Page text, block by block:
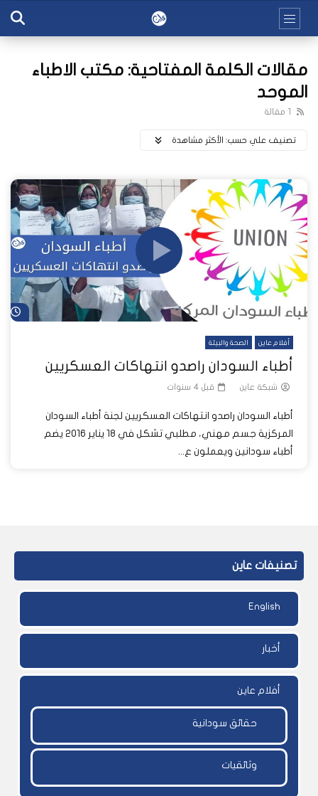
مقالات الكلمة المفتاحية: مكتب الاطباء
الموحد
1 مقالة
تصنيف علي حسب: اﻷكثر مشاهدة
أفلام عاين الصحة والبيئة
أطباء السودان راصدو انتهاكات العسكريين
شبكة عاين قبل 4 سنوات
أطباء السودان راصدو انتهاكات العسكريين لجنة أطباء السودان
المركزية جسم مهني، مطلبي تشكل في 18 يناير 2016 يضم
أطباء سودانين ويعملون ع...
تصنيفات عاين
English
أخبار
أفلام عاين
حقائق سودانية
وثائقيات